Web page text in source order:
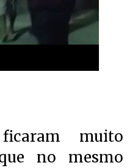
muito
no mesmo